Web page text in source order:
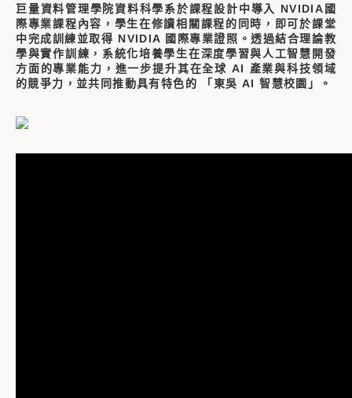
巨量資料管理學院資料科學系於課程設計中導入 NVIDIA國
際專業課程內容，學生在修讀相關課程的同時，即可於課堂
中完成訓練並取得 NVIDIA 國際專業證照。透過結合理論教
學與實作訓練，系統化培養學生在深度學習與人工智慧開發
方面的專業能力，進一步提升其在全球 AI 產業與科技領域
的競爭力，並共同推動具有特色的 「東吳 AI 智慧校園」。